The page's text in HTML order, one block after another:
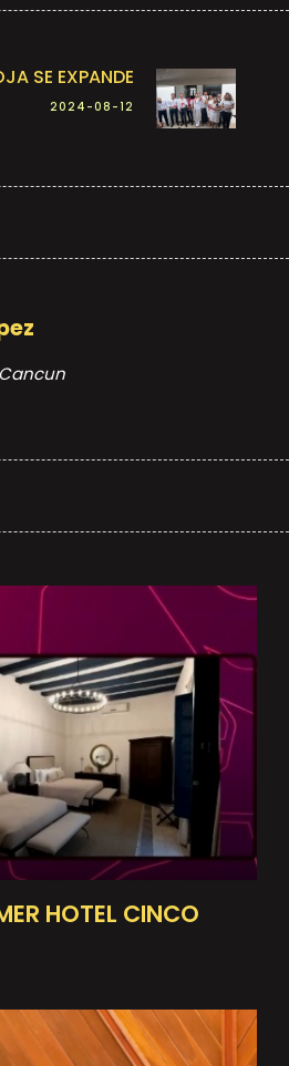
SE EXPANDE
2024-08-12
HOTEL CINCO